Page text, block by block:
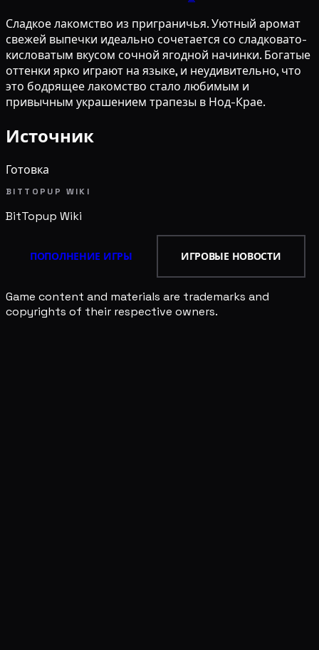
Сладкое лакомство из приграничья. Уютный аромат
свежей выпечки идеально сочетается со сладковато-
кисловатым вкусом сочной ягодной начинки. Богатые
оттенки ярко играют на языке, и неудивительно, что
это бодрящее лакомство стало любимым и
привычным украшением трапезы в Нод-Крае.
Источник
Готовка
BITTOPUP WIKI
BitTopup Wiki
ПОПОЛНЕНИЕ ИГРЫ ИГРОВЫЕ НОВОСТИ
Game content and materials are trademarks and
copyrights of their respective owners.